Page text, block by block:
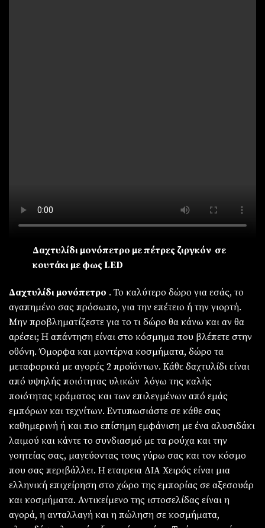
Δαχτυλίδι μονόπετρο με πέτρες ζιργκόν σε
κουτάκι με φως LED
Δαχτυλίδι μονόπετρο . Το καλύτερο δώρο για εσάς, το
αγαπημένο σας πρόσωπο, για την επέτειο ή την γιορτή.
Μην προβληματίζεστε για το τι δώρο θα κάνω και αν θα
αρέσει; Η απάντηση είναι στο κόσμημα που βλέπετε στην
οθόνη. Όμορφα και μοντέρνα κοσμήματα, δώρο τα
μεταφορικά με αγορές 2 προϊόντων. Κάθε δαχτυλίδι είναι
από υψηλής ποιότητας υλικών λόγω της καλής
ποιότητας κράματος και των επιλεγμένων από εμάς
εμπόρων και τεχνίτων. Εντυπωσιάστε σε κάθε σας
καθημερινή ή και πιο επίσημη εμφάνιση με ένα αλυσιδάκι
λαιμού και κάντε το συνδιασμό με τα ρούχα και την
γοητείας σας, μαγεύοντας τους γύρω σας και τον κόσμο
που σας περιβάλλει. Η εταιρεια ΔΙΑ Χειρός είναι μια
ελληνική επιχείρηση στο χώρο της εμπορίας σε αξεσουάρ
και κοσμήματα. Αντικείμενο της ιστοσελίδας είναι η
αγορά, η ανταλλαγή και η πώληση σε κοσμήματα,